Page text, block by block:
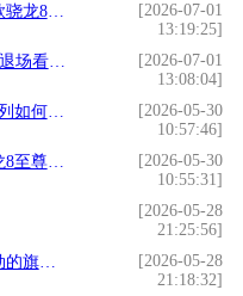
各有绝活
[2026-07-01
13:19:25]
台化能力
[2026-07-01
13:08:04]
手机市场
[2026-05-30
10:57:46]
式领先
[2026-05-30
10:55:31]
[2026-05-28
21:25:56]
手机
[2026-05-28
21:18:32]